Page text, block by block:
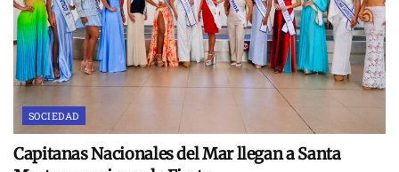
SOCIEDAD
Capitanas Nacionales del Mar llegan a Santa